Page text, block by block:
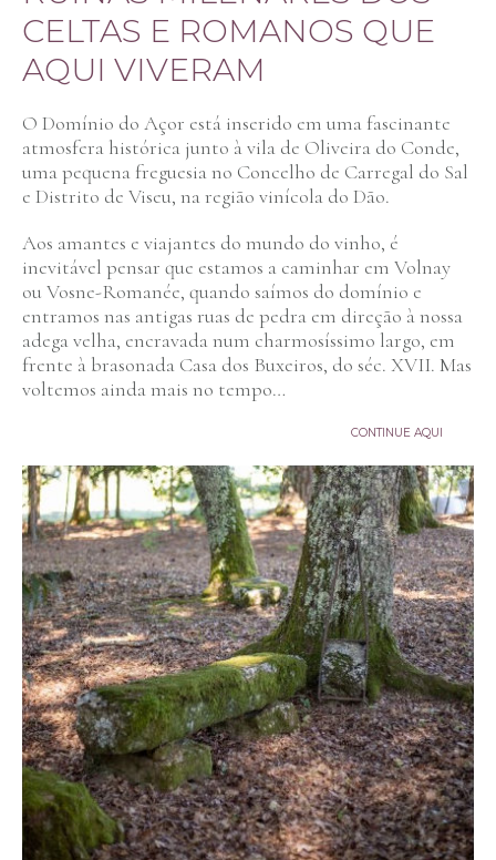
O
regiões
E
e
EN
CELTAS E ROMANOS QUE
AQUI VIVERAM
O Domínio do Açor está inserido em uma fascinante
atmosfera histórica junto à vila de Oliveira do Conde,
uma pequena freguesia no Concelho de Carregal do Sal
e Distrito de Viseu, na região vinícola do Dão.
Aos amantes e viajantes do mundo do vinho, é
inevitável pensar que estamos a caminhar em Volnay
ou Vosne-Romanée, quando saímos do domínio e
entramos nas antigas ruas de pedra em direção à nossa
adega velha, encravada num charmosíssimo largo, em
frente à brasonada Casa dos Buxeiros, do séc. XVII. Mas
voltemos ainda mais no tempo…
CONTINUE AQUI